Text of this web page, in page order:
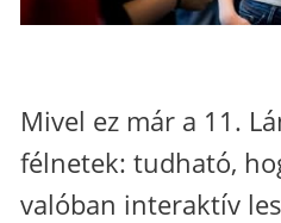
Mivel ez már a 11.
félnetek: tudható,
valóban interaktív